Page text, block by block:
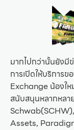
มากไปกว่านั้นยังมี
การเปิดให้บริการ
Exchange น้องใ
สนับสนุนหลากหลา
Assets,